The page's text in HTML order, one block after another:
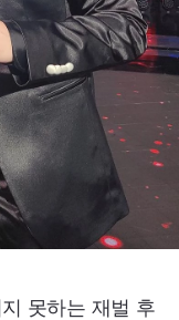
못하는 재벌 후